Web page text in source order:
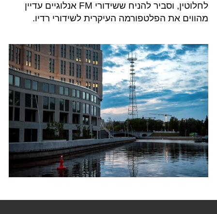
לחלוטין, וסביר להניח ששידורי FM אנלוגיים עדיין
מהווים את הפלטפורמה העיקרית לשידורי רדיו.